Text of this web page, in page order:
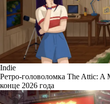
Indie
Ретро-головоломка The Attic: A
конце 2026 года